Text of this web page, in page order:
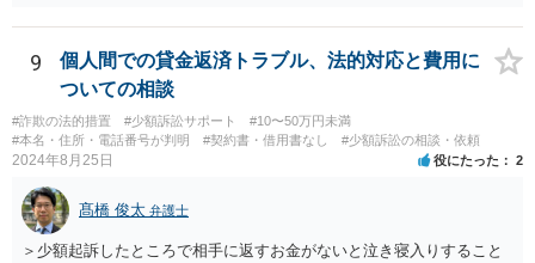
9
個人間での貸金返済トラブル、法的対応と費用に
ついての相談
#詐欺の法的措置 #少額訴訟サポート
#10〜50万円未満
#本名・住所・電話番号が判明
#契約書・借用書なし #少額訴訟の相談・依頼
2024年8月25日 役にたった 2
髙橋 俊太 弁護士
＞少額起訴したところで相手に返すお金がないと泣き寝入りすること